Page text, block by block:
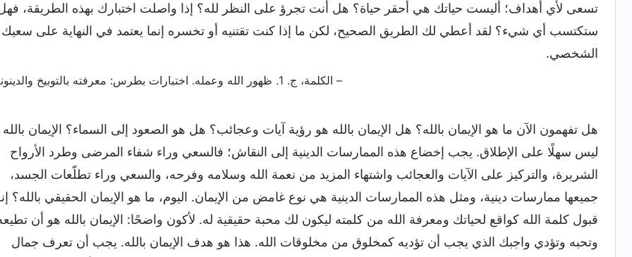
تسعى لأي أهداف؛ أليست حياتك هي أحقر حياة؟ هل أنت تجرؤ على النظر لله؟ إذا واصلت اختبارك بهذه الطريقة،
ستكتسب أي شيء؟ لقد أعطي لك الطريق الصحيح، لكن ما إذا كنت تقتنيه أو تخسره إنما يعتمد في النهاية على سعيك
الشخصي.
– الكلمة، ج. 1. ظهور الله وعمله. اختبارات بطرس: معرفته بالتوبيخ والدينونة
هل تفهمون الآن ما هو الإيمان بالله؟ هل الإيمان بالله هو رؤية آيات وعجائب؟ هل هو الصعود إلى السماء؟ الإيمان بالله
ليس سهلًا على الإطلاق. يجب إخضاع هذه الممارسات الدينية إلى النقاش؛ فالسعي وراء شفاء المرضى وطرد الأرواح
الشريرة، والتركيز على الآيات والعجائب واشتهاء المزيد من نعمة الله وسلامه وفرحه، والسعي وراء تطلّعات الجسد،
جميعها ممارسات دينية، ومثل هذه الممارسات الدينية هي نوع غامض من الإيمان. اليوم، ما هو الإيمان الحقيقي بالله؟
قبول كلمة الله كواقع لحياتك ومعرفة الله من كلمته ليكون لك محبة حقيقية له. لأكون واضحًا: الإيمان بالله هو أن
وتحبه وتؤدي واجبك الذي يجب أن تؤديه كمخلوق من مخلوقات الله. هذا هو هدف الإيمان بالله. يجب أن تعرف جمال